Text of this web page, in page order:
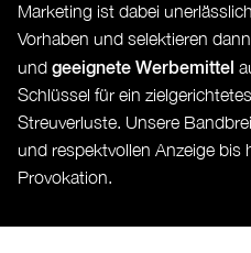
Marketing ist dabei
Vorhaben und selektieren
und geeignete Werbemittel
Schlüssel für ein
Streuverluste. Unsere
und respektvollen Anzeige bis
Provokation.